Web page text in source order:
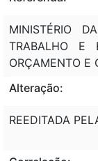
MINISTÉRIO
TRABALHO E
ORÇAMENTO E
Alteração:
REEDITADA